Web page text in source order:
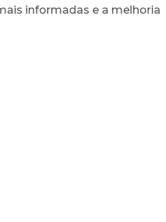
informadas e a melhoria